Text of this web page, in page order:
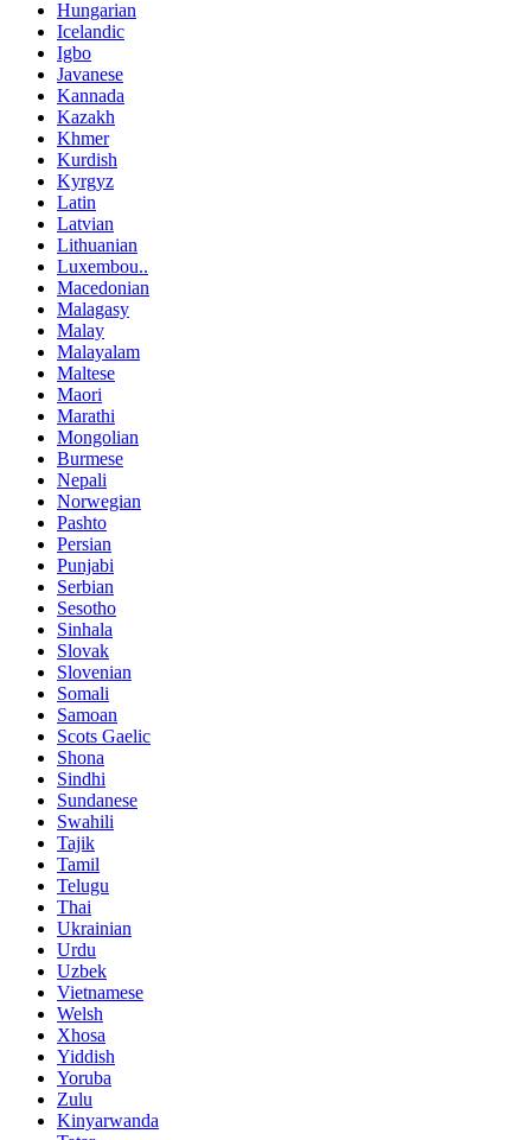
Hungarian
Icelandic
Igbo
Javanese
Kannada
Kazakh
Khmer
Kurdish
Kyrgyz
Latin
Latvian
Lithuanian
Luxembou..
Macedonian
Malagasy
Malay
Malayalam
Maltese
Maori
Marathi
Mongolian
Burmese
Nepali
Norwegian
Pashto
Persian
Punjabi
Serbian
Sesotho
Sinhala
Slovak
Slovenian
Somali
Samoan
Scots Gaelic
Shona
Sindhi
Sundanese
Swahili
Tajik
Tamil
Telugu
Thai
Ukrainian
Urdu
Uzbek
Vietnamese
Welsh
Xhosa
Yiddish
Yoruba
Zulu
Kinyarwanda